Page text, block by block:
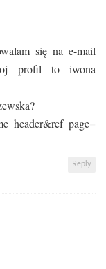
się na e-mail
profil to iwona
Reply